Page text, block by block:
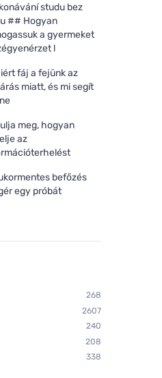
studu bez
## Hogyan
a gyermeket
l
fáj a fejünk az
miatt, és mi segít
meg, hogyan
az
befőzés
egy próbát
268
2607
240
208
338